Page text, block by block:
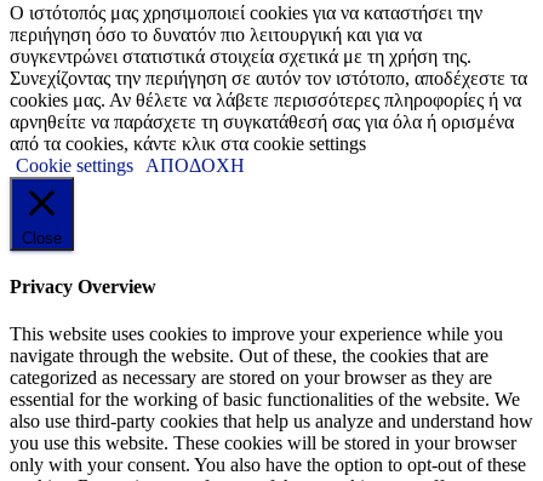
Ο ιστότοπός μας χρησιμοποιεί cookies για να καταστήσει την
περιήγηση όσο το δυνατόν πιο λειτουργική και για να
συγκεντρώνει στατιστικά στοιχεία σχετικά με τη χρήση της.
Συνεχίζοντας την περιήγηση σε αυτόν τον ιστότοπο, αποδέχεστε τα
cookies μας. Αν θέλετε να λάβετε περισσότερες πληροφορίες ή να
αρνηθείτε να παράσχετε τη συγκατάθεσή σας για όλα ή ορισμένα
από τα cookies, κάντε κλικ στα cookie settings
Cookie settings
ΑΠΟΔΟΧΗ
Close
Privacy Overview
This website uses cookies to improve your experience while you
navigate through the website. Out of these, the cookies that are
categorized as necessary are stored on your browser as they are
essential for the working of basic functionalities of the website. We
also use third-party cookies that help us analyze and understand how
you use this website. These cookies will be stored in your browser
only with your consent. You also have the option to opt-out of these